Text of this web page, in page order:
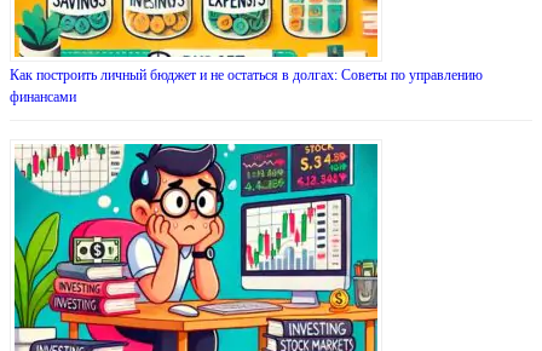
Как построить личный бюджет и не остаться в долгах: Советы по управлению
финансами